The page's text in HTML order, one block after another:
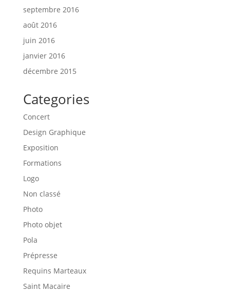
septembre 2016
août 2016
juin 2016
janvier 2016
décembre 2015
Categories
Concert
Design Graphique
Exposition
Formations
Logo
Non classé
Photo
Photo objet
Pola
Prépresse
Requins Marteaux
Saint Macaire